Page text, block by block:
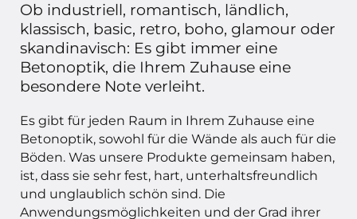
Ob industriell, romantisch, ländlich,
klassisch, basic, retro, boho, glamour oder
skandinavisch: Es gibt immer eine
Betonoptik, die Ihrem Zuhause eine
besondere Note verleiht.
Es gibt für jeden Raum in Ihrem Zuhause eine
Betonoptik, sowohl für die Wände als auch für die
Böden. Was unsere Produkte gemeinsam haben,
ist, dass sie sehr fest, hart, unterhaltsfreundlich
und unglaublich schön sind. Die
Anwendungsmöglichkeiten und der Grad ihrer